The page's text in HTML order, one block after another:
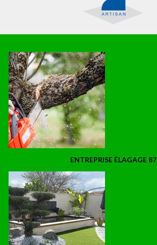
ENTREPRISE ÉLAGAGE 87